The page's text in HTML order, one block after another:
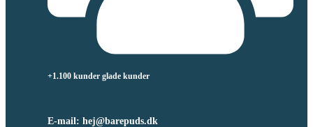
+1.100 kunder glade kunder
E-mail: hej@barepuds.dk